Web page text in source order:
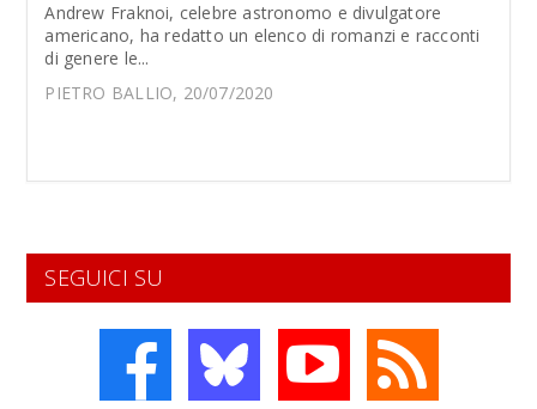
Andrew Fraknoi, celebre astronomo e divulgatore
americano, ha redatto un elenco di romanzi e racconti
di genere le...
PIETRO BALLIO, 20/07/2020
SEGUICI SU